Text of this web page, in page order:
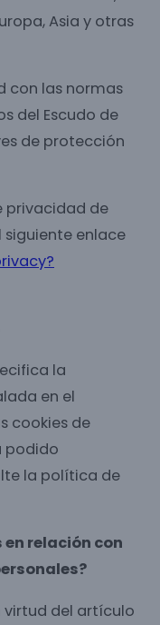
Asia y otras
con las normas
del Escudo de
de protección
privacidad de
siguiente enlace
la
en el
cookies de
podido
la política de
en relación con
virtud del artículo